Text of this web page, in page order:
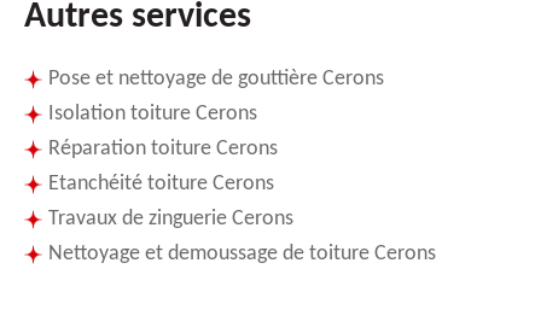
Autres services
Pose et nettoyage de gouttière Cerons
Isolation toiture Cerons
Réparation toiture Cerons
Etanchéité toiture Cerons
Travaux de zinguerie Cerons
Nettoyage et demoussage de toiture Cerons